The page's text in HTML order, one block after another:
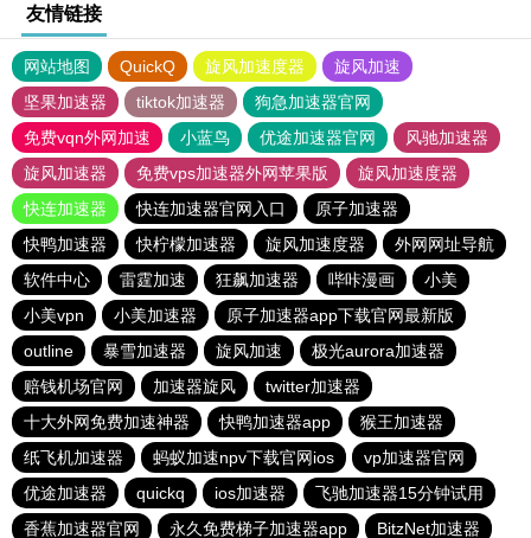
友情链接
网站地图 QuickQ 旋风加速度器
旋风加速
坚果加速器
tiktok加速器
狗急加速器官网
免费vqn外网加速
小蓝鸟 优途加速器官网
风驰加速器
旋风加速器
免费vps加速器外网苹果版
旋风加速度器
快连加速器
快连加速器官网入口
原子加速器
快鸭加速器
快柠檬加速器 旋风加速度器
外网网址导航
软件中心
雷霆加速 狂飙加速器 哔咔漫画
小美
小美vpn
小美加速器
原子加速器app下载官网最新版
outline
暴雪加速器 旋风加速
极光aurora加速器
赔钱机场官网
加速器旋风
twitter加速器
十大外网免费加速神器
快鸭加速器app
猴王加速器
纸飞机加速器
蚂蚁加速npv下载官网ios
vp加速器官网
优途加速器
quickq ios加速器
飞驰加速器15分钟试用
香蕉加速器官网
永久免费梯子加速器app BitzNet加速器